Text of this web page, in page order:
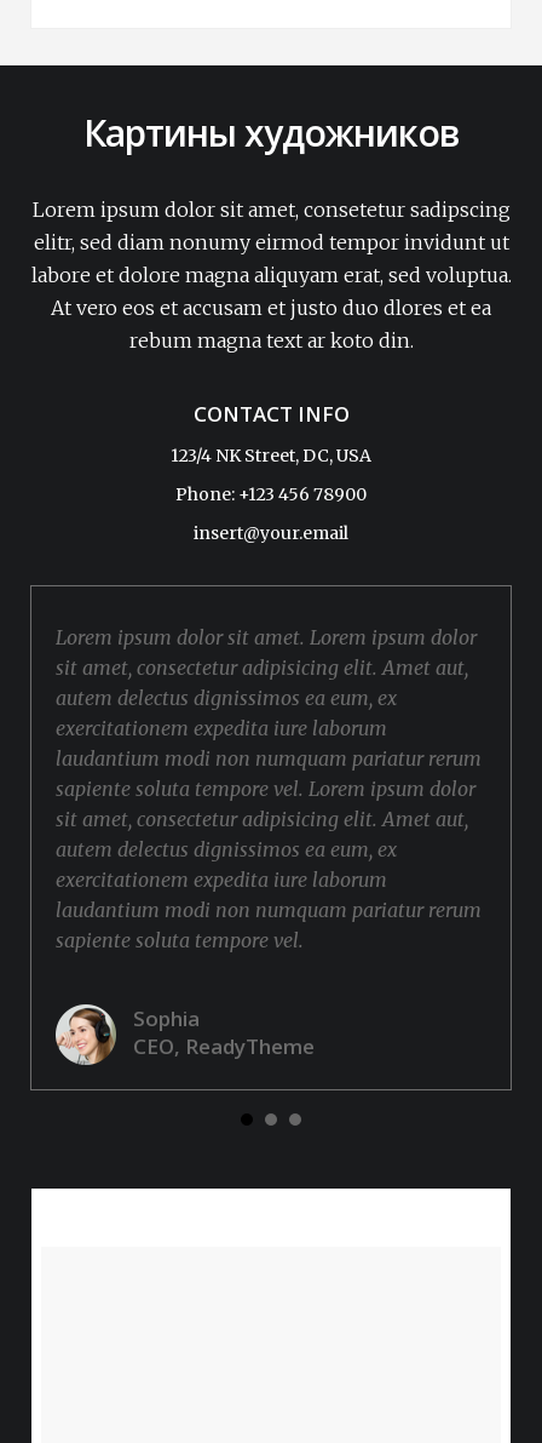
Картины художников
Lorem ipsum dolor sit amet, consetetur sadipscing
elitr, sed diam nonumy eirmod tempor invidunt ut
labore et dolore magna aliquyam erat, sed voluptua.
At vero eos et accusam et justo duo dlores et ea
rebum magna text ar koto din.
CONTACT INFO
123/4 NK Street, DC, USA
Phone: +123 456 78900
insert@your.email
Lorem ipsum dolor sit amet. Lorem ipsum dolor
sit amet, consectetur adipisicing elit. Amet aut,
autem delectus dignissimos ea eum, ex
exercitationem expedita iure laborum
laudantium modi non numquam pariatur rerum
sapiente soluta tempore vel. Lorem ipsum dolor
sit amet, consectetur adipisicing elit. Amet aut,
autem delectus dignissimos ea eum, ex
exercitationem expedita iure laborum
laudantium modi non numquam pariatur rerum
sapiente soluta tempore vel.
Sophia
CEO, ReadyTheme